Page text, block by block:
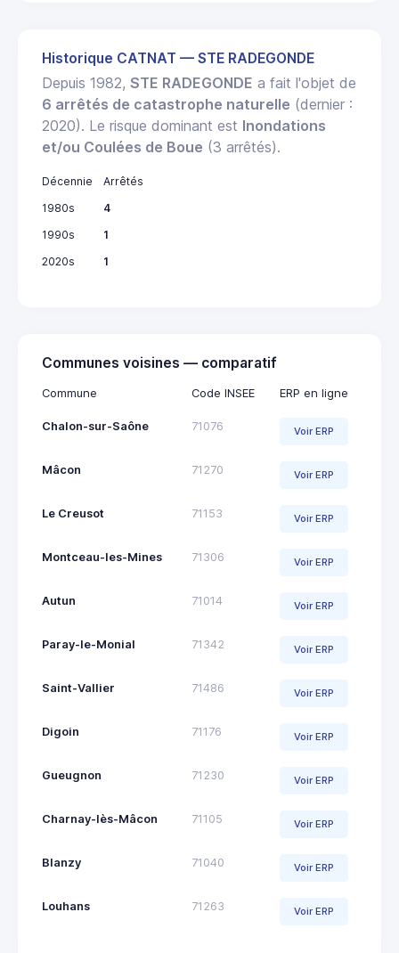
Historique CATNAT — STE RADEGONDE
Depuis 1982, STE RADEGONDE a fait l'objet de
6 arrêtés de catastrophe naturelle (dernier :
2020). Le risque dominant est Inondations
et/ou Coulées de Boue (3 arrêtés).
Décennie
Arrêtés
1980s
4
1990s
1
2020s
1
Communes voisines — comparatif
Commune Code INSEE ERP en ligne
Chalon-sur-Saône 71076 Voir ERP
Mâcon 71270 Voir ERP
Le Creusot 71153 Voir ERP
Montceau-les-Mines 71306 Voir ERP
Autun 71014 Voir ERP
Paray-le-Monial 71342 Voir ERP
Saint-Vallier 71486 Voir ERP
Digoin 71176 Voir ERP
Gueugnon 71230 Voir ERP
Charnay-lès-Mâcon 71105 Voir ERP
Blanzy 71040 Voir ERP
Louhans 71263 Voir ERP